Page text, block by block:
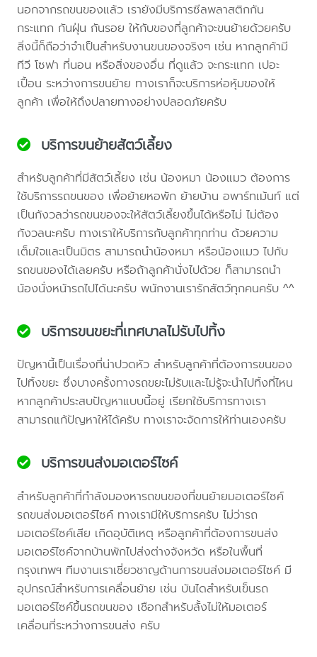
นอกจากรถขนของแล้ว เรายังมีบริการซีลพลาสติกกัน
กระแทก กันฝุ่น กันรอย ให้กับของที่ลูกค้าจะขนย้ายด้วยครับ
สิ่งนี้ก็ถือว่าจำเป็นสำหรับงานขนของจริงๆ เช่น หากลูกค้ามี
ทีวี โซฟา ที่นอน หรือสิ่งของอื่น ที่ดูแล้ว จะกระแทก เปอะ
เปื้อน ระหว่างการขนย้าย ทางเราก็จะบริการห่อหุ้มของให้
ลูกค้า เพื่อให้ถึงปลายทางอย่างปลอดภัยครับ
บริการขนย้ายสัตว์เลี้ยง
สำหรับลูกค้าที่มีสัตว์เลี้ยง เช่น น้องหมา น้องแมว ต้องการ
ใช้บริการรถขนของ เพื่อย้ายหอพัก ย้ายบ้าน อพาร์ทเม้นท์ แต่
เป็นกังวลว่ารถขนของจะให้สัตว์เลี้ยงขึ้นได้หรือไม่ ไม่ต้อง
กังวลนะครับ ทางเราให้บริการกับลูกค้าทุกท่าน ด้วยความ
เต็มใจและเป็นมิตร สามารถนำน้องหมา หรือน้องแมว ไปกับ
รถขนของได้เลยครับ หรือถ้าลูกค้านั่งไปด้วย ก็สามารถนำ
น้องนั่งหน้ารถไปได้นะครับ พนักงานเรารักสัตว์ทุกคนครับ ^^
บริการขนขยะที่เทศบาลไม่รับไปทิ้ง
ปัญหานี้เป็นเรื่องที่น่าปวดหัว สำหรับลูกค้าที่ต้องการขนของ
ไปทิ้งขยะ ซึ่งบางครั้งทางรถขยะไม่รับและไม่รู้จะนำไปทิ้งที่ไหน
หากลูกค้าประสบปัญหาแบบนี้อยู่ เรียกใช้บริการทางเรา
สามารถแก้ปัญหาให้ได้ครับ ทางเราจะจัดการให้ท่านเองครับ
บริการขนส่งมอเตอร์ไซค์
สำหรับลูกค้าที่กำลังมองหารถขนของที่ขนย้ายมอเตอร์ไซค์
รถขนส่งมอเตอร์ไซค์ ทางเรามีให้บริการครับ ไม่ว่ารถ
มอเตอร์ไซค์เสีย เกิดอุบัติเหตุ หรือลูกค้าที่ต้องการขนส่ง
มอเตอร์ไซค์จากบ้านพักไปส่งต่างจังหวัด หรือในพื้นที่
กรุงเทพฯ ทีมงานเราเชี่ยวชาญด้านการขนส่งมอเตอร์ไซค์ มี
อุปกรณ์สำหรับการเคลื่อนย้าย เช่น บันไดสำหรับเข็นรถ
มอเตอร์ไซค์ขึ้นรถขนของ เชือกสำหรับลั้งไม่ให้มอเตอร์
เคลื่อนที่ระหว่างการขนส่ง ครับ